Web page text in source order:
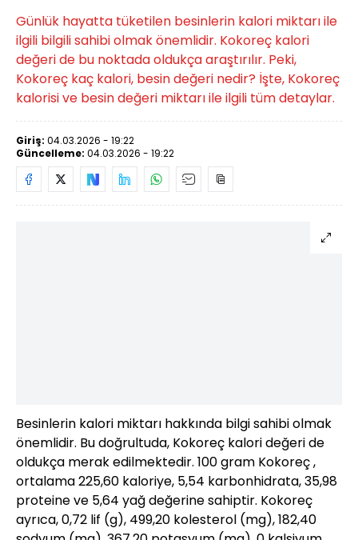
Günlük hayatta tüketilen besinlerin kalori miktarı ile
ilgili bilgili sahibi olmak önemlidir. Kokoreç kalori
değeri de bu noktada oldukça araştırılır. Peki,
Kokoreç kaç kalori, besin değeri nedir? İşte, Kokoreç
kalorisi ve besin değeri miktarı ile ilgili tüm detaylar.
Giriş: 04.03.2026 - 19:22
Güncelleme: 04.03.2026 - 19:22
Besinlerin kalori miktarı hakkında bilgi sahibi olmak
önemlidir. Bu doğrultuda, Kokoreç kalori değeri de
oldukça merak edilmektedir. 100 gram Kokoreç ,
ortalama 225,60 kaloriye, 5,54 karbonhidrata, 35,98
proteine ve 5,64 yağ değerine sahiptir. Kokoreç
ayrıca, 0,72 lif (g), 499,20 kolesterol (mg), 182,40